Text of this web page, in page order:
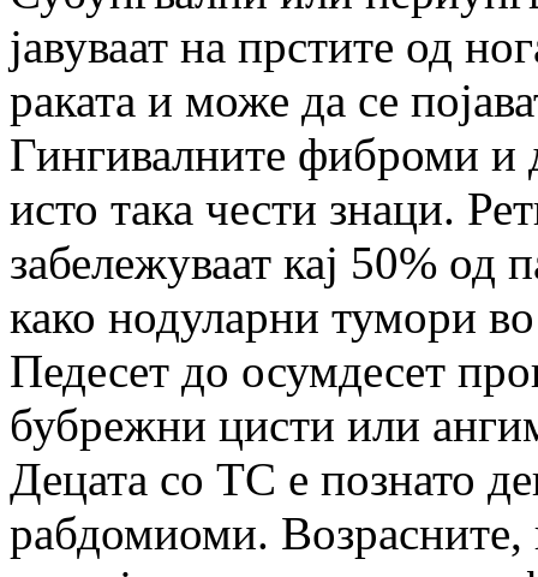
јавуваат на прстите од
раката и може да се
Гингивалните фиброми и
исто така чести знаци.
забележуваат кај 50% од
како нодуларни тумори
Педесет до осумдесет
бубрежни цисти или
Децата со ТС е познато
рабдомиоми.